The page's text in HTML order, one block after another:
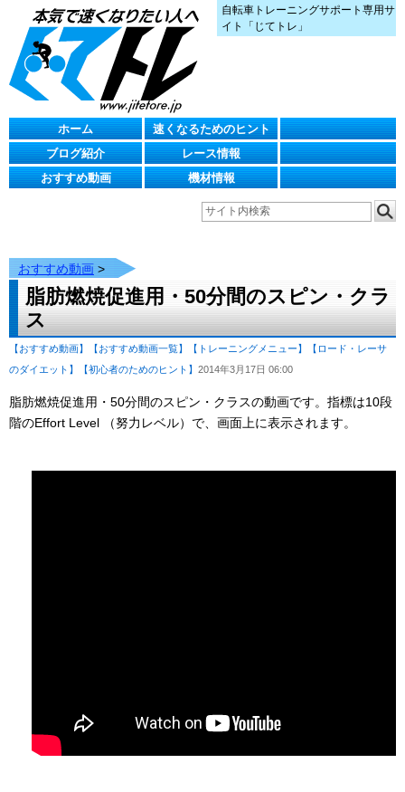
自転車トレーニングサポート専用サ
イト「じてトレ」
ホーム
速くなるためのヒント
ブログ紹介
レース情報
おすすめ動画
機材情報
おすすめ動画 >
脂肪燃焼促進用・50分間のスピン・クラ
ス
【おすすめ動画】 【おすすめ動画一覧】 【トレーニングメニュー】
【ロード・レーサ
のダイエット】
【初心者のためのヒント】 2014年3月17日 06:00
脂肪燃焼促進用・50分間のスピン・クラスの動画です。指標は10段
階のEffort Level （努力レベル）で、画面上に表示されます。